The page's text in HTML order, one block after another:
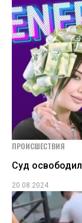
ПРОИСШЕСТВИЯ
Суд
20.08.2024